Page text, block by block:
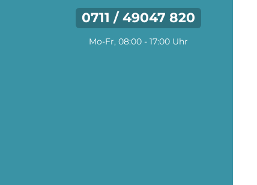
0711 / 49047 820
Mo-Fr, 08:00 - 17:00 Uhr